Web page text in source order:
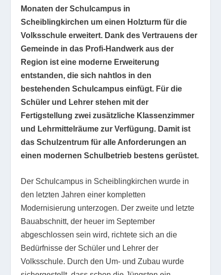
Monaten der Schulcampus in
Scheiblingkirchen um einen Holzturm für die
Volksschule erweitert. Dank des Vertrauens der
Gemeinde in das Profi-Handwerk aus der
Region ist eine moderne Erweiterung
entstanden, die sich nahtlos in den
bestehenden Schulcampus einfügt. Für die
Schüler und Lehrer stehen mit der
Fertigstellung zwei zusätzliche Klassenzimmer
und Lehrmittelräume zur Verfügung. Damit ist
das Schulzentrum für alle Anforderungen an
einen modernen Schulbetrieb bestens gerüstet.
Der Schulcampus in Scheiblingkirchen wurde in
den letzten Jahren einer kompletten
Modernisierung unterzogen. Der zweite und letzte
Bauabschnitt, der heuer im September
abgeschlossen sein wird, richtete sich an die
Bedürfnisse der Schüler und Lehrer der
Volksschule. Durch den Um- und Zubau wurde